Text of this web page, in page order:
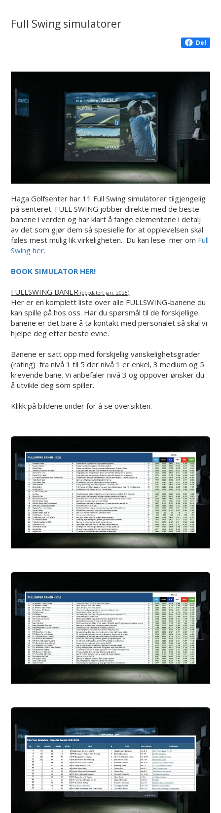
Full Swing simulatorer
Del
Haga Golfsenter har 11 Full Swing simulatorer tilgjengelig
på senteret. FULL SWING jobber direkte med de beste
banene i verden og har klart å fange elementene i detalj
av det som gjør dem så spesielle for at opplevelsen skal
føles mest mulig lik virkeligheten. Du kan lese mer om Full
Swing her.
BOOK SIMULATOR HER!
FULLSWING BANER(oppdatert jan. 2025)
Her er en komplett liste over alle FULLSWING-banene du
kan spille på hos oss. Har du spørsmål til de forskjellige
banene er det bare å ta kontakt med personalet så skal vi
hjelpe deg etter beste evne.
Banene er satt opp med forskjellig vanskelighetsgrader
(rating) fra nivå 1 til 5 der nivå 1 er enkel, 3 medium og 5
krevende bane. Vi anbefaler nivå 3 og oppover ønsker du
å utvikle deg som spiller.
Klikk på bildene under for å se oversikten.